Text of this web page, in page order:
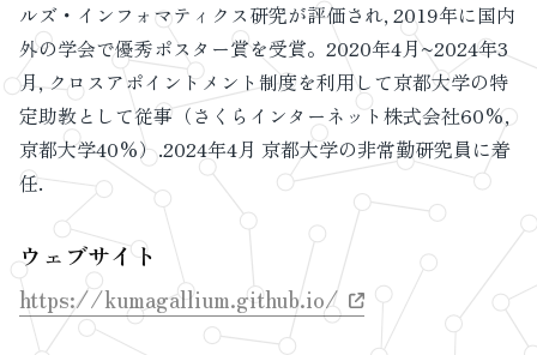
ルズ・インフォマティクス研究が評価され, 2019年に国内
外の学会で優秀ポスター賞を受賞。2020年4月~2024年3
月, クロスアポイントメント制度を利用して京都大学の特
定助教として従事（さくらインターネット株式会社60%,
京都大学40%）.2024年4月 京都大学の非常勤研究員に着
任.
ウェブサイト
https://kumagallium.github.io/